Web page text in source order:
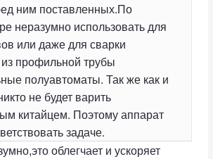
ним поставленных.По
неразумно использовать для
или даже для сварки
из профильной трубы
полуавтоматы. Так же как и
не будет варить
китайцем. Поэтому аппарат
задаче.
облегчает и ускоряет